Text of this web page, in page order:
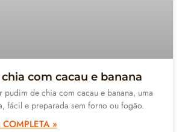
com cacau e banana
pudim de chia com cacau e banana, uma
fácil e preparada sem forno ou fogão.
COMPLETA »